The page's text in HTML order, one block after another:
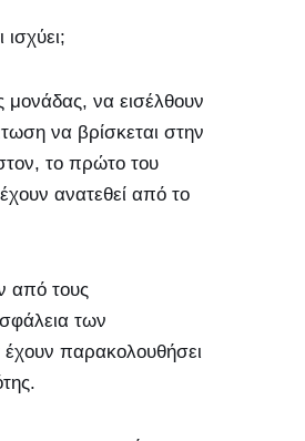
μονάδας, να εισέλθουν
να βρίσκεται στην
το πρώτο του
ανατεθεί από το
από τους
των
παρακολουθήσει